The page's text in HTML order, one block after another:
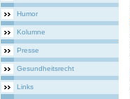
Humor
Kolumne
Presse
Gesundheitsrecht
Links